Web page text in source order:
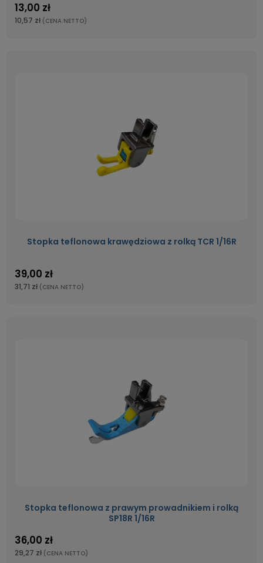
13,00 zł
10,57 zł (CENA NETTO)
Stopka teflonowa krawędziowa z rolką TCR 1/16R
39,00 zł
31,71 zł (CENA NETTO)
Stopka teflonowa z prawym prowadnikiem i rolką
SP18R 1/16R
36,00 zł
29,27 zł (CENA NETTO)